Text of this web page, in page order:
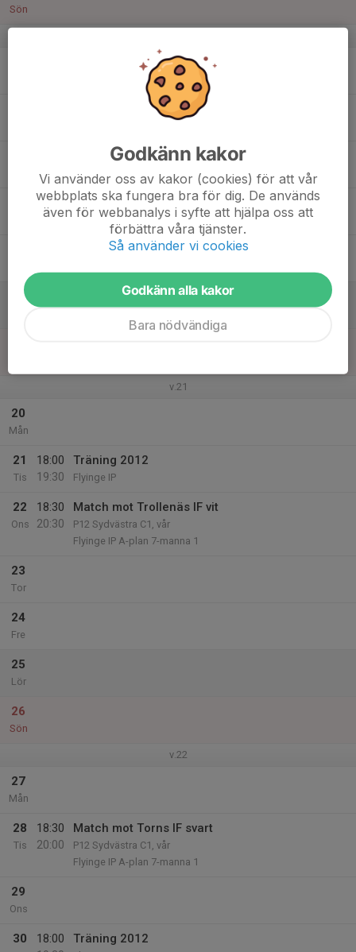
Sön
18:00
19:30
Träning 2012
Flyinge IP
18
v.21
20
Mån
21
Tis
18:00
19:30
Träning 2012
Flyinge IP
22
Ons
18:30
20:30
Match mot Trollenäs IF vit
P12 Sydvästra C1, vår
Flyinge IP A-plan 7-manna 1
23
Tor
24
Fre
25
Lör
26
Sön
v.22
27
Mån
28
Tis
18:30
20:00
Match mot Torns IF svart
P12 Sydvästra C1, vår
Flyinge IP A-plan 7-manna 1
29
Ons
30
18:00
Träning 2012
Godkänn kakor
Vi använder oss av kakor (cookies) för att vår
webbplats ska fungera bra för dig. De används
även för webbanalys i syfte att hjälpa oss att
förbättra våra tjänster.
Så använder vi cookies
Godkänn alla kakor
Bara nödvändiga